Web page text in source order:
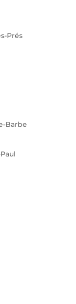
Prés
Barbe